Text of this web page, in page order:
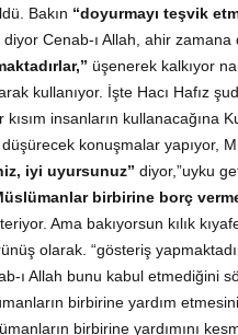
Bakın “doyurmayı teşvik
diyor Cenab-ı Allah, ahir zamana
üşenerek kalkıyor
kullanıyor. İşte Hacı Hafız
kısım insanların
konuşmalar yapıyor,
iyi uyursunuz” diyor,”uyku
birbirine borç
Ama bakıyorsun kılık
olarak. “gösteriş
ı Allah bunu kabul etmediğini
birbirine yardım
birbirine yardımını